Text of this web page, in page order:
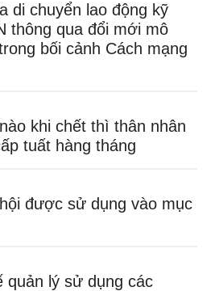
di chuyển lao động kỹ
thông qua đổi mới mô
bối cảnh Cách mạng
khi chết thì thân nhân
tuất hàng tháng
được sử dụng vào mục
quản lý sử dụng các